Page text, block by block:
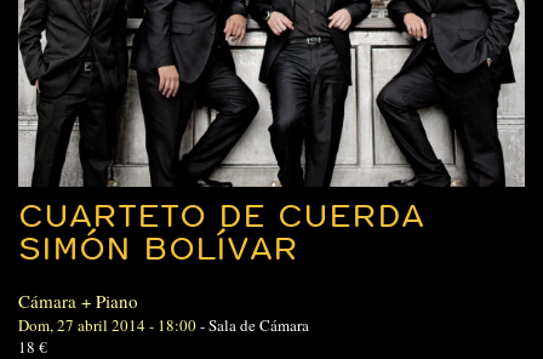
CUARTETO DE CUERDA
SIMÓN BOLÍVAR
Cámara + Piano
Dom, 27 abril 2014 - 18:00-Sala de Cámara
18 €